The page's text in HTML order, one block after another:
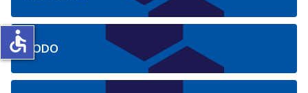
RODO
accessible